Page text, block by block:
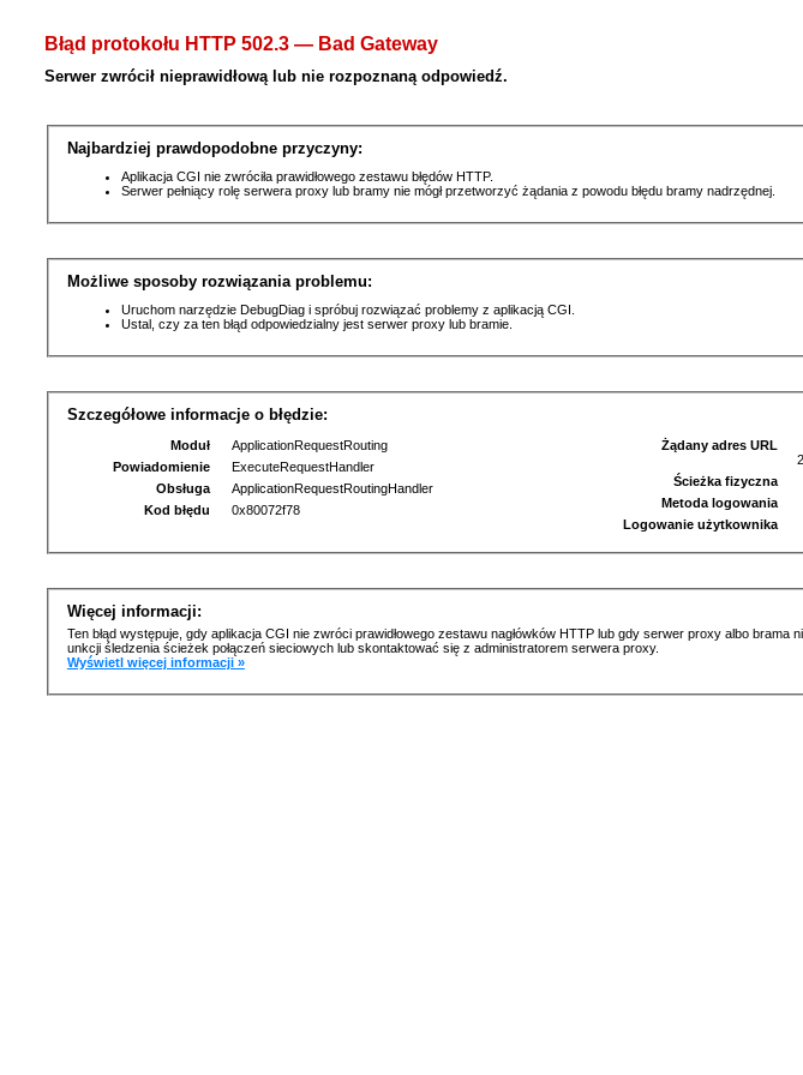
Błąd protokołu HTTP 502.3 — Bad Gateway
Serwer zwrócił nieprawidłową lub nie rozpoznaną odpowiedź.
Najbardziej prawdopodobne przyczyny:
Aplikacja CGI nie zwróciła prawidłowego zestawu błędów HTTP.
Serwer pełniący rolę serwera proxy lub bramy nie mógł przetworzyć żądania z powodu błędu bramy nadrzędnej.
Możliwe sposoby rozwiązania problemu:
Uruchom narzędzie DebugDiag i spróbuj rozwiązać problemy z aplikacją CGI.
Ustal, czy za ten błąd odpowiedzialny jest serwer proxy lub bramie.
Szczegółowe informacje o błędzie:
Moduł
ApplicationRequestRouting
Powiadomienie
ExecuteRequestHandler
Obsługa
ApplicationRequestRoutingHandler
Kod błędu
0x80072f78
Żądany adres URL
Ścieżka fizyczna
Metoda logowania
Logowanie użytkownika
Więcej informacji:
Ten błąd występuje, gdy aplikacja CGI nie zwróci prawidłowego zestawu nagłówków HTTP lub gdy serwer proxy albo
unkcji śledzenia ścieżek połączeń sieciowych lub skontaktować się z administratorem serwera proxy.
Wyświetl więcej informacji »